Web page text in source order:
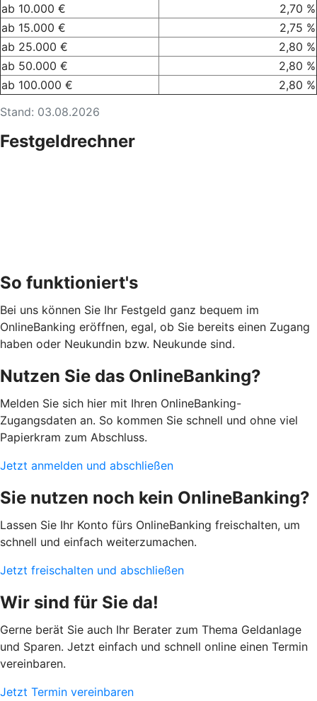
Stand: 03.08.2026
ab 10.000 €
2,70 %
ab 15.000 €
2,75 %
ab 25.000 €
2,80 %
ab 50.000 €
2,80 %
ab 100.000 €
2,80 %
Festgeldrechner
So funktioniert's
Bei uns können Sie Ihr Festgeld ganz bequem im
OnlineBanking eröffnen, egal, ob Sie bereits einen Zugang
haben oder Neukundin bzw. Neukunde sind.
Nutzen Sie das OnlineBanking?
Melden Sie sich hier mit Ihren OnlineBanking-
Zugangsdaten an. So kommen Sie schnell und ohne viel
Papierkram zum Abschluss.
Jetzt anmelden und abschließen
Sie nutzen noch kein OnlineBanking?
Lassen Sie Ihr Konto fürs OnlineBanking freischalten, um
schnell und einfach weiterzumachen.
Jetzt freischalten und abschließen
Wir sind für Sie da!
Gerne berät Sie auch Ihr Berater zum Thema Geldanlage
und Sparen. Jetzt einfach und schnell online einen Termin
vereinbaren.
Jetzt Termin vereinbaren